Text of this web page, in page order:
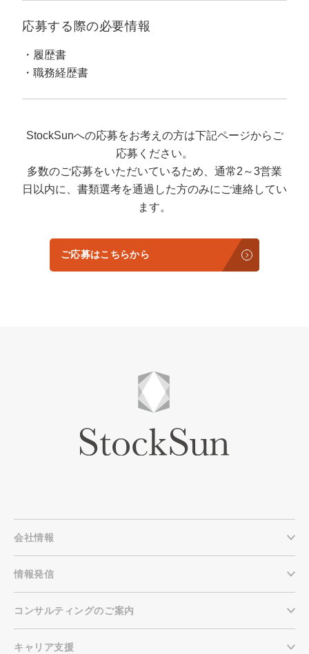
応募する際の必要情報
履歴書
職務経歴書
StockSunへの応募をお考えの方は下記ページからご
応募ください。
多数のご応募をいただいているため、通常2～3営業
日以内に、書類選考を通過した方のみにご連絡してい
ます。
ご応募はこちらから
会社情報
情報発信
コンサルティングのご案内
キャリア支援